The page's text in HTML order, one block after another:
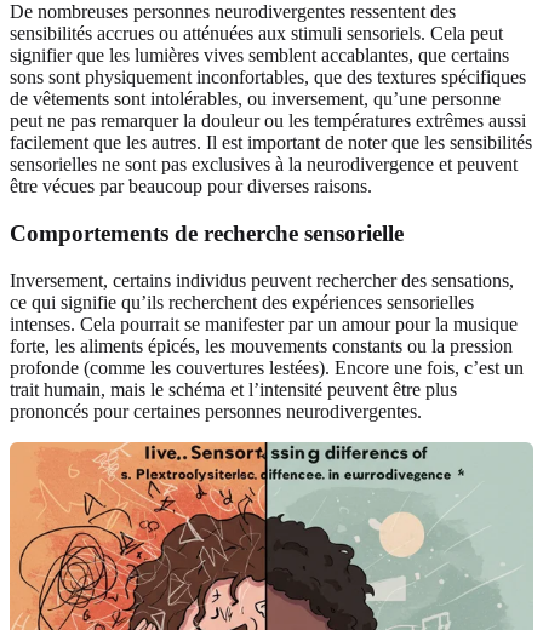
De nombreuses personnes neurodivergentes ressentent des
sensibilités accrues ou atténuées aux stimuli sensoriels. Cela peut
signifier que les lumières vives semblent accablantes, que certains
sons sont physiquement inconfortables, que des textures spécifiques
de vêtements sont intolérables, ou inversement, qu’une personne
peut ne pas remarquer la douleur ou les températures extrêmes aussi
facilement que les autres. Il est important de noter que les sensibilités
sensorielles ne sont pas exclusives à la neurodivergence et peuvent
être vécues par beaucoup pour diverses raisons.
Comportements de recherche sensorielle
Inversement, certains individus peuvent rechercher des sensations,
ce qui signifie qu’ils recherchent des expériences sensorielles
intenses. Cela pourrait se manifester par un amour pour la musique
forte, les aliments épicés, les mouvements constants ou la pression
profonde (comme les couvertures lestées). Encore une fois, c’est un
trait humain, mais le schéma et l’intensité peuvent être plus
prononcés pour certaines personnes neurodivergentes.